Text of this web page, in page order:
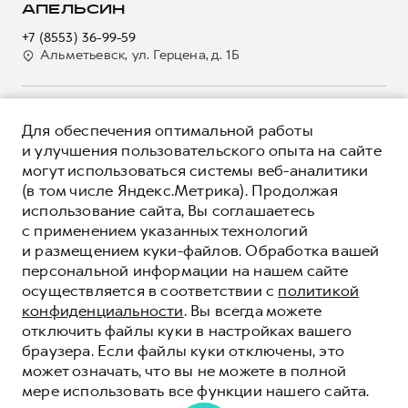
Для малого бизнеса
Система управления автопарком
Сервис для корпоративных клиентов
HAVAL Лизинг
Автомобильные аксессуары
Коллекция PRO
Коллекция Базовая
Коллекция Детская
Электронный ПТС
GWM Безопасность
Мобильное приложение GWM
Программа «HAVAL Защита+»
Руководства по эксплуатации
Подписки
Автомобильные аксессуары
Коллекция PRO
Коллекция Базовая
Коллекция Детская
О дилере
Наша команда
Контакты
АПЕЛЬСИН
+7 (8553) 36-99-59
Альметьевск, ул. Герцена, д. 1Б
ЦЕНЫ И ВЫГОДЫ
ЮРИДИЧЕСКАЯ ИНФОРМАЦИЯ
Вся представленная на сайте информация, касающаяся
автомобилей и сервисного обслуживания, носит
информационный характер и не является публичной офертой.
Все цены, указанные на данном сайте, носят информационный
характер и являются максимально рекомендуемыми
розничными ценами по расчетам дистрибьютора (ООО «Грейт
Волл Мотор Рус»). Для получения подробной информации
просьба обращаться к ближайшему официальному дилеру ООО
«Грейт Волл Мотор Рус» либо по телефону Горячей линии 8 (800)
511-59-86, либо на сайте. Опубликованная на данном сайте
информация может быть изменена в любое время без
****На некоторых автомобилях HAVAL может отсутствовать
система / устройство вызова экстренных оперативных служб
(блок ЭРА-ГЛОНАСС).
Показать все
© 2026 ООО «Грейт Волл Мотор Рус»
© 2026 ООО «Апельсин-Авто»
Политика конфиденциальности
Юридическая информация
Для обеспечения оптимальной работы
и улучшения пользовательского опыта на сайте
могут использоваться системы веб-аналитики
(в том числе Яндекс.Метрика). Продолжая
использование сайта, Вы соглашаетесь
с применением указанных технологий
и размещением куки-файлов. Обработка вашей
персональной информации на нашем сайте
осуществляется в соответствии с политикой
конфиденциальности. Вы всегда можете
отключить файлы куки в настройках вашего
браузера. Если файлы куки отключены, это
может означать, что вы не можете в полной
мере использовать все функции нашего сайта.